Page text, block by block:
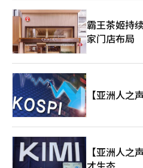
着，今天的台湾将不会存在。台湾
出全球领先优势的典范。 韩国在台湾的战略集中、技术人才培养
和全球客户信任获取能力方面也有
成功本身，而在于成功后的分配和
能与全体国民的生活相连接，那么
国应当关注台湾的原因正是如此。
导体和AI产业上。三星电子和SK
心企业，随着AI服务器和数据中心
价值将愈加凸显。然而，韩国也无法
导体企业赚了很多钱，国民就能过
房负担就会减轻吗？出口增加，地
业的利润增加，中小企业工人的工资也会
这绝不会自动发生。增长的果实需
共识的支持，才能广泛传播。即使
慧与领导力。唯有如此，国家才能
越。
霸王茶姬持
家门店布局
【亚洲人之
【亚洲人之